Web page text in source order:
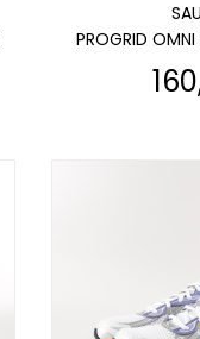
PROGRID OMNI
Prix